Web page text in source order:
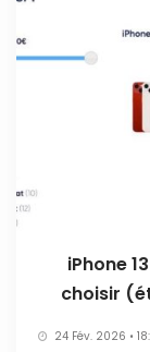
iPhone
choisir
24 Fév. 2026 •